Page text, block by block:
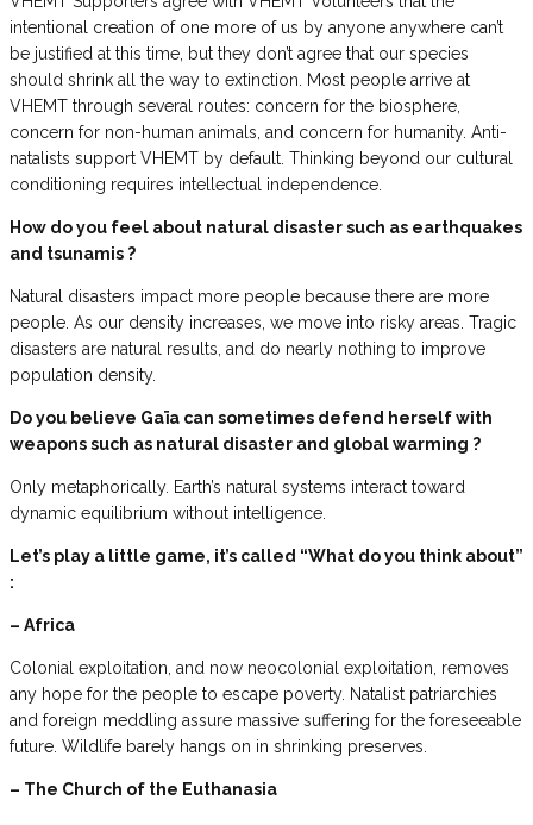
intentional creation of one more of us by anyone anywhere can’t
be justified at this time, but they don’t agree that our species
should shrink all the way to extinction. Most people arrive at
VHEMT through several routes: concern for the biosphere,
concern for non-human animals, and concern for humanity. Anti-
natalists support VHEMT by default. Thinking beyond our cultural
conditioning requires intellectual independence.
How do you feel about natural disaster such as earthquakes
and tsunamis ?
Natural disasters impact more people because there are more
people. As our density increases, we move into risky areas. Tragic
disasters are natural results, and do nearly nothing to improve
population density.
Do you believe Gaïa can sometimes defend herself with
weapons such as natural disaster and global warming ?
Only metaphorically. Earth’s natural systems interact toward
dynamic equilibrium without intelligence.
Let’s play a little game, it’s called “What do you think about”
:
– Africa
Colonial exploitation, and now neocolonial exploitation, removes
any hope for the people to escape poverty. Natalist patriarchies
and foreign meddling assure massive suffering for the foreseeable
future. Wildlife barely hangs on in shrinking preserves.
– The Church of the Euthanasia